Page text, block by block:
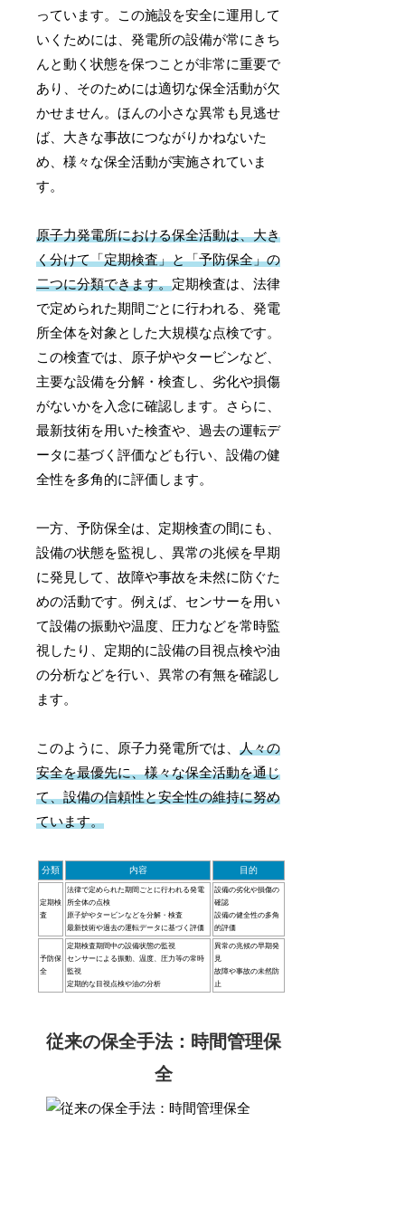
っています。この施設を安全に運用して
いくためには、発電所の設備が常にきち
んと動く状態を保つことが非常に重要で
あり、そのためには適切な保全活動が欠
かせません。ほんの小さな異常も見逃せ
ば、大きな事故につながりかねないた
め、様々な保全活動が実施されていま
す。
原子力発電所における保全活動は、大き
く分けて「定期検査」と「予防保全」の
二つに分類できます。定期検査は、法律
で定められた期間ごとに行われる、発電
所全体を対象とした大規模な点検です。
この検査では、原子炉やタービンなど、
主要な設備を分解・検査し、劣化や損傷
がないかを入念に確認します。さらに、
最新技術を用いた検査や、過去の運転デ
ータに基づく評価なども行い、設備の健
全性を多角的に評価します。
一方、予防保全は、定期検査の間にも、
設備の状態を監視し、異常の兆候を早期
に発見して、故障や事故を未然に防ぐた
めの活動です。例えば、センサーを用い
て設備の振動や温度、圧力などを常時監
視したり、定期的に設備の目視点検や油
の分析などを行い、異常の有無を確認し
ます。
このように、原子力発電所では、人々の
安全を最優先に、様々な保全活動を通じ
て、設備の信頼性と安全性の維持に努め
ています。
分類 内容 目的
定期検
査
法律で定められた期間ごとに行われる発電
所全体の点検
原子炉やタービンなどを分解・検査
最新技術や過去の運転データに基づく評価
設備の劣化や損傷の
確認
設備の健全性の多角
的評価
予防保
全
定期検査期間中の設備状態の監視
センサーによる振動、温度、圧力等の常時
監視
定期的な目視点検や油の分析
異常の兆候の早期発
見
故障や事故の未然防
止
従来の保全手法：時間管理保
全